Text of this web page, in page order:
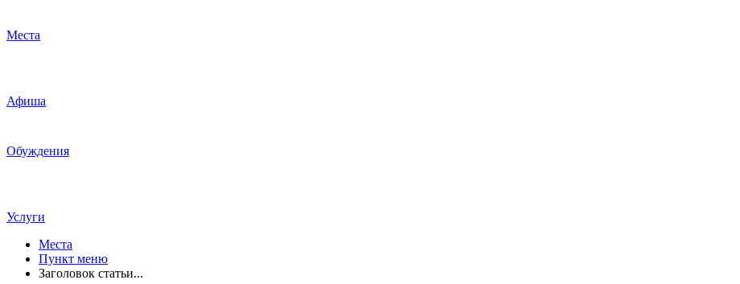
Места
Афиша
Обуждения
Услуги
Места
Пункт меню
Заголовок статьи...